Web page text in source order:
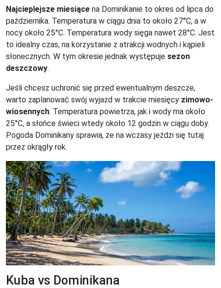
Najcieplejsze miesiące na Dominikanie to okres od lipca do
października. Temperatura w ciągu dnia to około 27°C, a w
nocy około 25°C. Temperatura wody sięga nawet 28°C. Jest
to idealny czas, na korzystanie z atrakcji wodnych i kąpieli
słonecznych. W tym okresie jednak występuje sezon
deszczowy.
Jeśli chcesz uchronić się przed ewentualnym deszcze,
warto zaplanować swój wyjazd w trakcie miesięcy zimowo-
wiosennych. Temperatura powietrza, jak i wody ma około
25°C, a słońce świeci wtedy około 12 godzin w ciągu doby.
Pogoda Dominikany sprawia, że na wczasy jeździ się tutaj
przez okrągły rok.
Kuba vs Dominikana